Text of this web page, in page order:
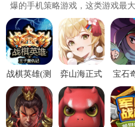
爆的手机策略游戏，这类游戏最
人物进行作战，以经典回合制..
战棋英雄(测
试)修改版
2025.7.13内
置mod菜单
弈山海正式
版1.0 国际
最新版
宝石
游
中